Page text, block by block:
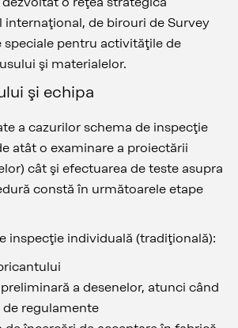
internaţional, de birouri de Survey
speciale pentru activităţile de
şi materialelor.
şi echipa
a cazurilor schema de inspecţie
atât o examinare a proiectării
cât şi efectuarea de teste asupra
constă în următoarele etape
inspecţie individuală (tradiţională):
a desenelor, atunci când
regulamente